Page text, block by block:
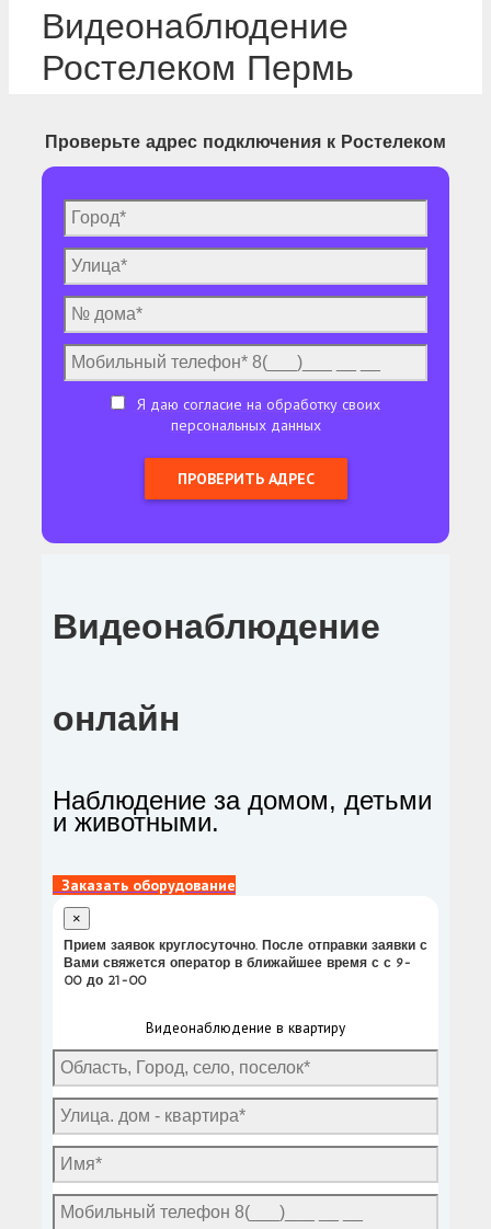
Видеонаблюдение
Ростелеком Пермь
Проверьте адрес подключения к Ростелеком
Я даю согласие на обработку своих
персональных данных
Видеонаблюдение
онлайн
Наблюдение за домом, детьми
и животными.
Заказать оборудование
×
Прием заявок круглосуточно. После отправки заявки с
Вами свяжется оператор в ближайшее время с с 9-
00 до 21-00
Видеонаблюдение в квартиру